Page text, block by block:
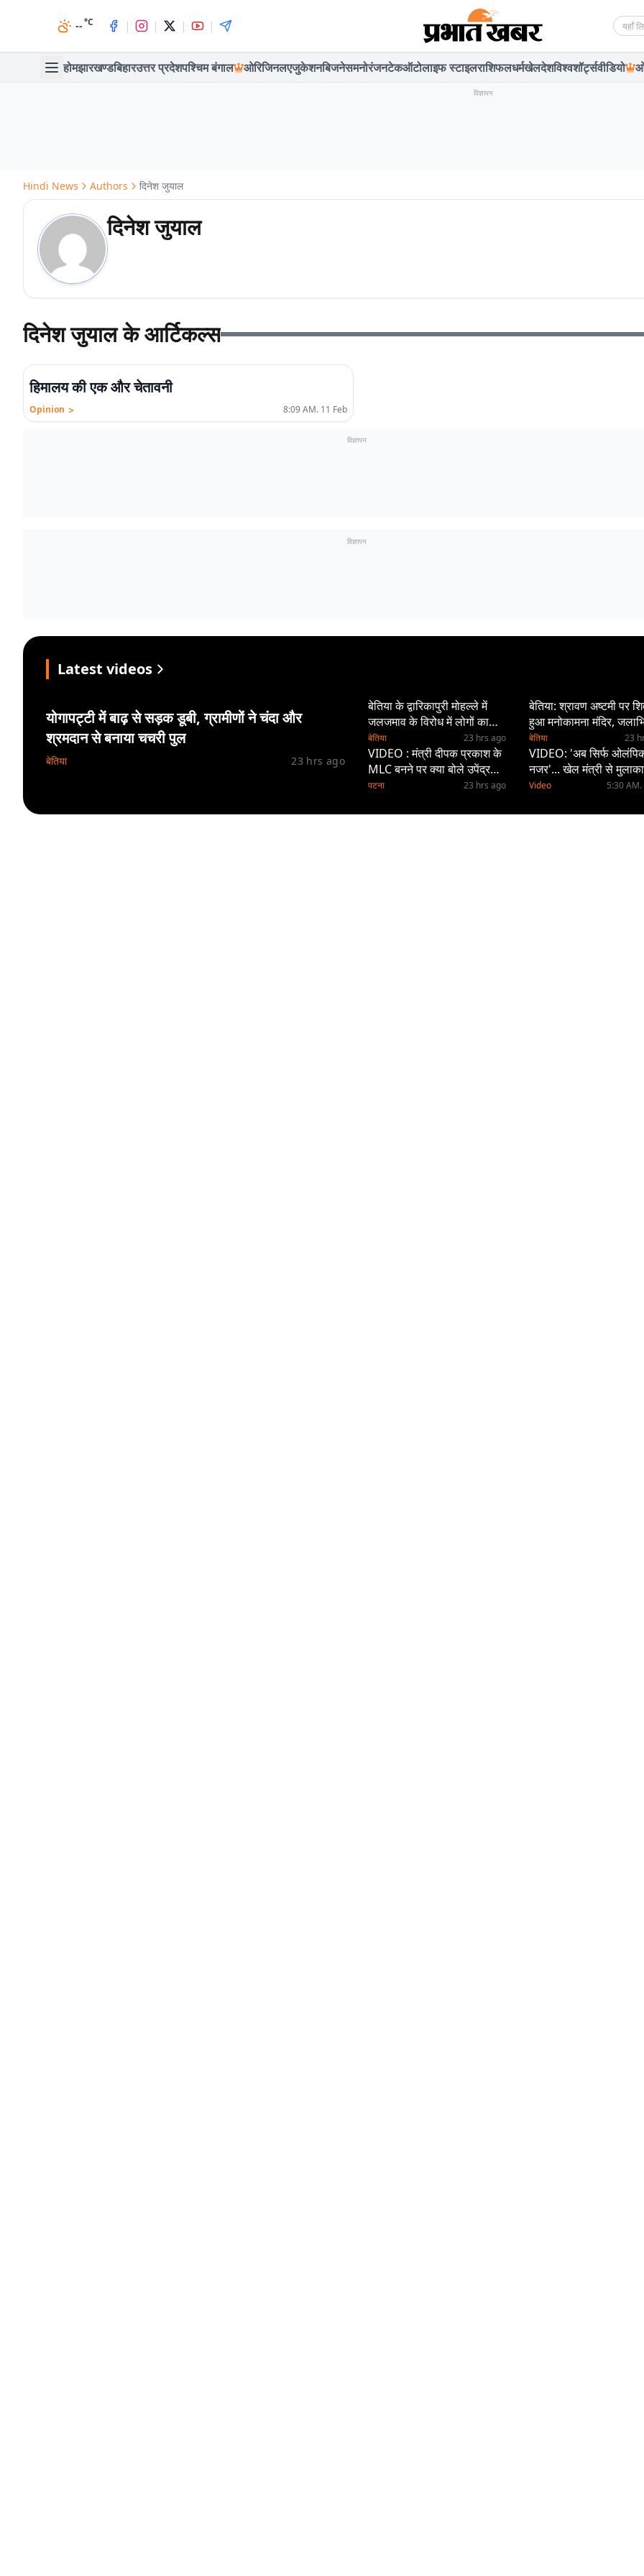
--°C | | | |
होमझारखण्डबिहारउत्तर प्रदेशपश्चिम बंगाल ओरिजिनलएजुकेशनबिजनेसमनोरंजनटेकऑटोलाइफ स्टाइलराशिफलधर्मखेलदेशविश्वशॉर्ट्सवीडियो
विज्ञापन
Hindi News Authors दिनेश जुयाल
दिनेश जुयाल
दिनेश जुयाल के आर्टिकल्स
हिमालय की एक और चेतावनी
Opinion > 8:09 AM. 11 Feb
विज्ञापन
विज्ञापन
Latest videos
योगापट्टी में बाढ़ से सड़क डूबी, ग्रामीणों ने चंदा और
श्रमदान से बनाया चचरी पुल
बेतिया 23 hrs ago
बेतिया के द्वारिकापुरी मोहल्ले में
जलजमाव के विरोध में लोगों का
प्रदर्शन, स्थायी समाधान की मांग
बेतिया 23 hrs ago
VIDEO : मंत्री दीपक प्रकाश के
MLC बनने पर क्या बोले उपेंद्र
कुशवाहा, सुनिए
पटना 23 hrs ago
बेतिया: श्रावण अष्टमी पर
हुआ मनोकामना मंदिर,
के लिए लगी लंबी कतारें
बेतिया 23
VIDEO: 'अब सिर्फ
नजर'... खेल मंत्री से
बाद जैसमीन लंबोरिया का
Video 5:30